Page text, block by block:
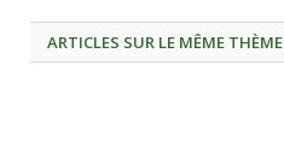
ARTICLES SUR LE MÊME THÈME